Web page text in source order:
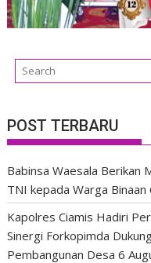
POST TERBARU
Babinsa Waesala Berikan
TNI kepada Warga Binaan
Kapolres Ciamis Hadiri
Sinergi Forkopimda
Pembangunan Desa 6